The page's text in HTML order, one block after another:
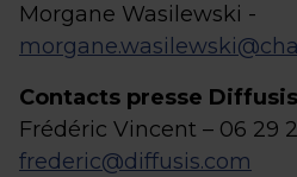
Morgane Wasilewski -
Contacts presse
Frédéric Vincent – 06 29
frederic@diffusis.com